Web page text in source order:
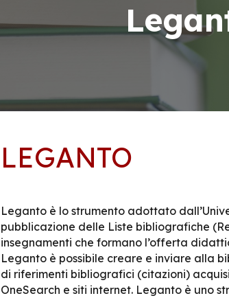
LEGANTO
Leganto è lo strumento adottato
pubblicazione delle Liste bibliografiche
insegnamenti che formano l’offerta
Leganto è possibile creare e inviare alla
di riferimenti bibliografici (citazioni)
OneSearch e siti internet. Leganto è uno